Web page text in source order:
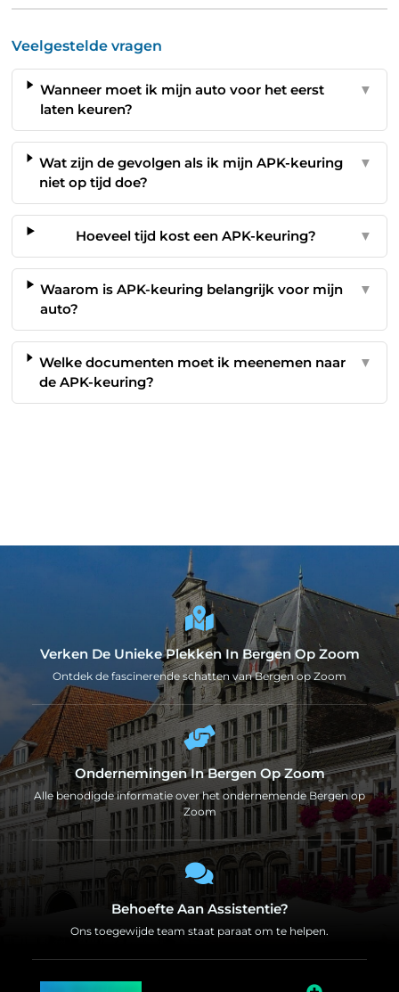
Veelgestelde vragen
Wanneer moet ik mijn auto voor het eerst
laten keuren?
▼
Wat zijn de gevolgen als ik mijn APK-keuring
niet op tijd doe?
▼
Hoeveel tijd kost een APK-keuring? ▼
Waarom is APK-keuring belangrijk voor mijn
auto?
▼
Welke documenten moet ik meenemen naar
de APK-keuring?
▼
Verken De Unieke Plekken In Bergen Op Zoom
Ontdek de fascinerende schatten van Bergen op Zoom
Ondernemingen In Bergen Op Zoom
Alle benodigde informatie over het ondernemende Bergen op
Zoom
Behoefte Aan Assistentie?
Ons toegewijde team staat paraat om te helpen.